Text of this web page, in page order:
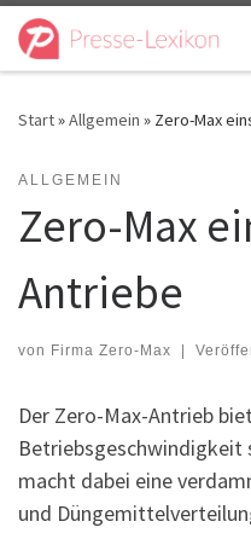
Zum Inhalt springen
Start»Allgemein » Zero-Max
ALLGEMEIN
Zero-Max
Antriebe
von Firma Zero-Max |
Der Zero-Max-Antrieb
Betriebsgeschwindigkeit
macht dabei eine
und